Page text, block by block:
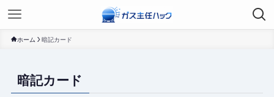
ホーム 暗記カード
暗記カード